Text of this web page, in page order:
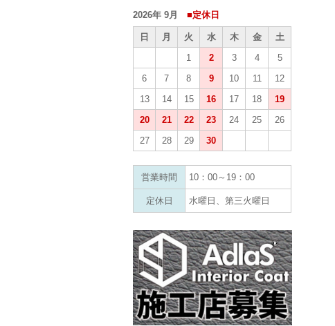
2026年 9月 ■定休日
日 月 火 水 木 金
土
1
2 3 4
5
6
7 8 9 10 11
12
13
14 15 16 17 18
19
20
21 22 23 24 25
26
27
28 29 30
営業時間 10：00～19：00
定休日 水曜日、第三火曜日